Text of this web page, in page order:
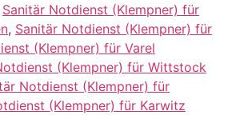
Sanitär Notdienst (Klempner) für
, Sanitär Notdienst (Klempner) für
(Klempner) für Varel
(Klempner) für Wittstock
Notdienst (Klempner) für
(Klempner) für Karwitz